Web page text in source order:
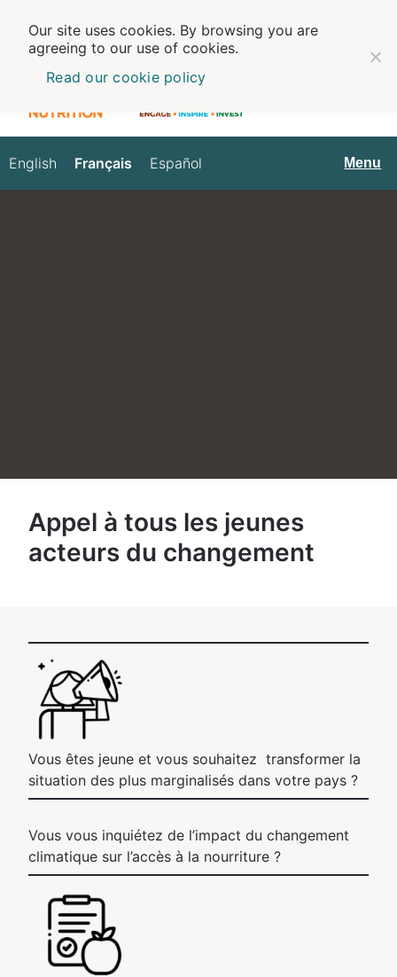
Français
English Français Español Menu
Appel à tous les jeunes
acteurs du changement
Vous êtes jeune et vous souhaitez transformer la
situation des plus marginalisés dans votre pays ?
Vous vous inquiétez de l’impact du changement
climatique sur l’accès à la nourriture ?
Our site uses cookies. By browsing you are
agreeing to our use of cookies.
Read our cookie policy